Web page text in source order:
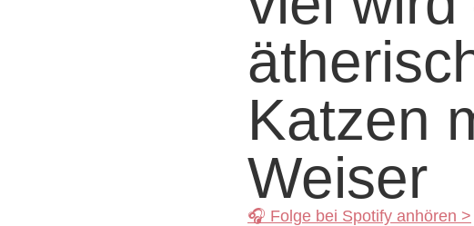
Katzen
Weiser
🎧 Folge bei Spotify anhören >